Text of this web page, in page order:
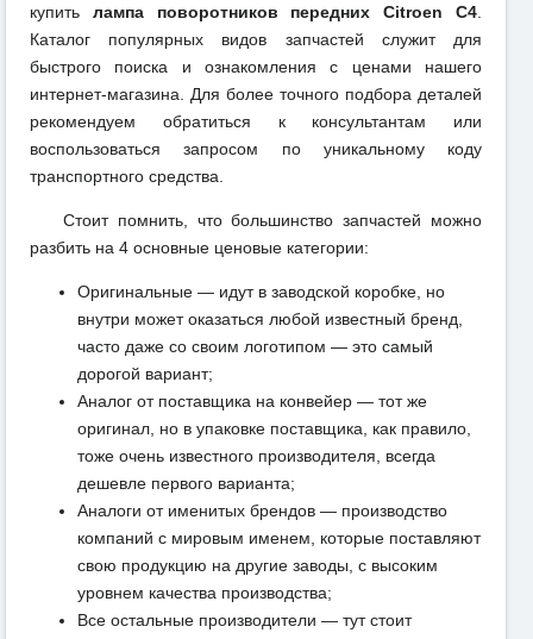
купить лампа поворотников передних Citroen C4
Каталог популярных видов запчастей служит для
быстрого поиска и ознакомления с ценами нашего
интернет-магазина. Для более точного подбора деталей
рекомендуем обратиться к консультантам или
воспользоваться запросом по уникальному коду
транспортного средства.
Стоит помнить, что большинство запчастей можно
разбить на 4 основные ценовые категории:
Оригинальные — идут в заводской коробке, но
внутри может оказаться любой известный бренд,
часто даже со своим логотипом — это самый
дорогой вариант;
Аналог от поставщика на конвейер — тот же
оригинал, но в упаковке поставщика, как правило,
тоже очень известного производителя, всегда
дешевле первого варианта;
Аналоги от именитых брендов — производство
компаний с мировым именем, которые поставляют
свою продукцию на другие заводы, с высоким
уровнем качества производства;
Все остальные производители — тут стоит